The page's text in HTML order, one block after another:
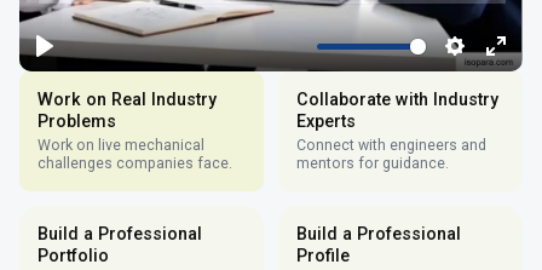
Work on Real Industry
Problems
Work on live mechanical
challenges companies face.
Collaborate with Industry
Experts
Connect with engineers and
mentors for guidance.
Build a Professional
Portfolio
Build a Professional
Profile